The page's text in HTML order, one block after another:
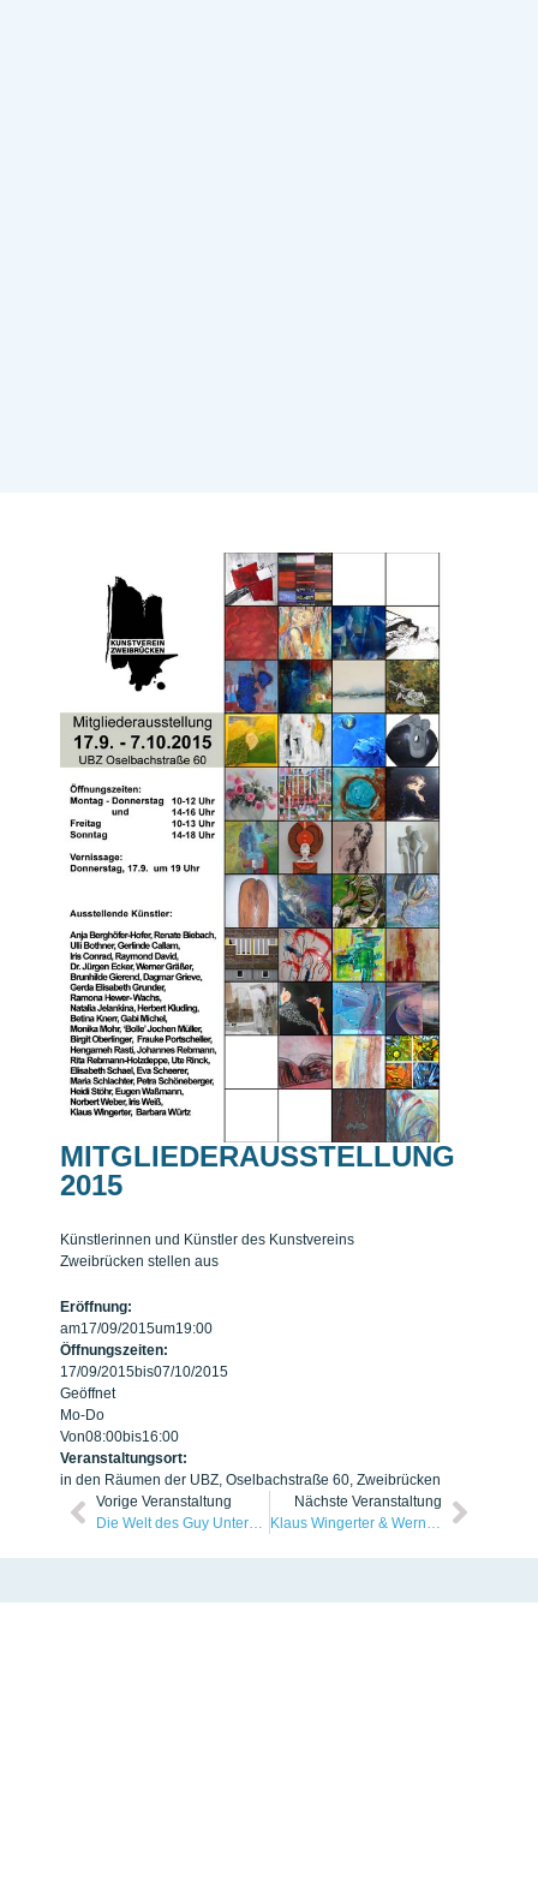
MITGLIEDERAUSSTELLUNG
2015
Künstlerinnen und Künstler des Kunstvereins
Zweibrücken stellen aus
Eröffnung:
am17/09/2015um19:00
Öffnungszeiten:
17/09/2015bis07/10/2015
Geöffnet
Mo-Do
Von08:00bis16:00
Veranstaltungsort:
in den Räumen der UBZ, Oselbachstraße 60, Zweibrücken
Vorige Veranstaltung
Nächste Veranstaltung